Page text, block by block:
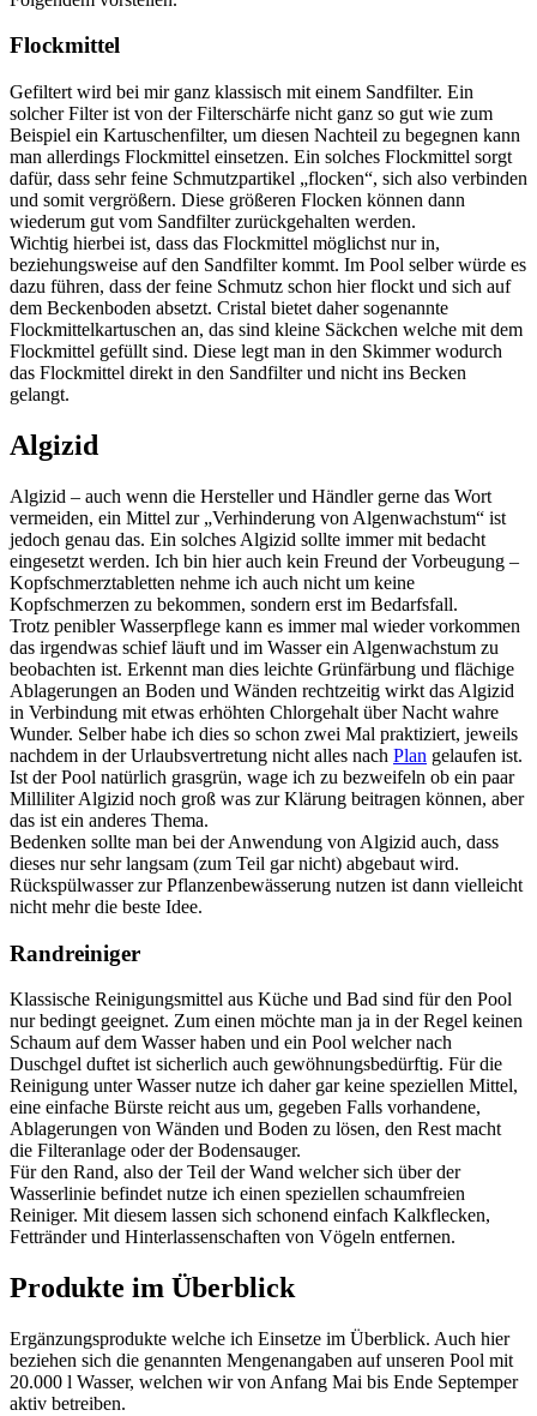
Flockmittel
Gefiltert wird bei mir ganz klassisch mit einem Sandfilter. Ein
solcher Filter ist von der Filterschärfe nicht ganz so gut wie zum
Beispiel ein Kartuschenfilter, um diesen Nachteil zu begegnen kann
man allerdings Flockmittel einsetzen. Ein solches Flockmittel sorgt
dafür, dass sehr feine Schmutzpartikel „flocken“, sich also verbinden
und somit vergrößern. Diese größeren Flocken können dann
wiederum gut vom Sandfilter zurückgehalten werden.
Wichtig hierbei ist, dass das Flockmittel möglichst nur in,
beziehungsweise auf den Sandfilter kommt. Im Pool selber würde es
dazu führen, dass der feine Schmutz schon hier flockt und sich auf
dem Beckenboden absetzt. Cristal bietet daher sogenannte
Flockmittelkartuschen an, das sind kleine Säckchen welche mit dem
Flockmittel gefüllt sind. Diese legt man in den Skimmer wodurch
das Flockmittel direkt in den Sandfilter und nicht ins Becken
gelangt.
Algizid
Algizid – auch wenn die Hersteller und Händler gerne das Wort
vermeiden, ein Mittel zur „Verhinderung von Algenwachstum“ ist
jedoch genau das. Ein solches Algizid sollte immer mit bedacht
eingesetzt werden. Ich bin hier auch kein Freund der Vorbeugung –
Kopfschmerztabletten nehme ich auch nicht um keine
Kopfschmerzen zu bekommen, sondern erst im Bedarfsfall.
Trotz penibler Wasserpflege kann es immer mal wieder vorkommen
das irgendwas schief läuft und im Wasser ein Algenwachstum zu
beobachten ist. Erkennt man dies leichte Grünfärbung und flächige
Ablagerungen an Boden und Wänden rechtzeitig wirkt das Algizid
in Verbindung mit etwas erhöhten Chlorgehalt über Nacht wahre
Wunder. Selber habe ich dies so schon zwei Mal praktiziert, jeweils
nachdem in der Urlaubsvertretung nicht alles nach Plan gelaufen ist.
Ist der Pool natürlich grasgrün, wage ich zu bezweifeln ob ein paar
Milliliter Algizid noch groß was zur Klärung beitragen können, aber
das ist ein anderes Thema.
Bedenken sollte man bei der Anwendung von Algizid auch, dass
dieses nur sehr langsam (zum Teil gar nicht) abgebaut wird.
Rückspülwasser zur Pflanzenbewässerung nutzen ist dann vielleicht
nicht mehr die beste Idee.
Randreiniger
Klassische Reinigungsmittel aus Küche und Bad sind für den Pool
nur bedingt geeignet. Zum einen möchte man ja in der Regel keinen
Schaum auf dem Wasser haben und ein Pool welcher nach
Duschgel duftet ist sicherlich auch gewöhnungsbedürftig. Für die
Reinigung unter Wasser nutze ich daher gar keine speziellen Mittel,
eine einfache Bürste reicht aus um, gegeben Falls vorhandene,
Ablagerungen von Wänden und Boden zu lösen, den Rest macht
die Filteranlage oder der Bodensauger.
Für den Rand, also der Teil der Wand welcher sich über der
Wasserlinie befindet nutze ich einen speziellen schaumfreien
Reiniger. Mit diesem lassen sich schonend einfach Kalkflecken,
Fettränder und Hinterlassenschaften von Vögeln entfernen.
Produkte im Überblick
Ergänzungsprodukte welche ich Einsetze im Überblick. Auch hier
beziehen sich die genannten Mengenangaben auf unseren Pool mit
20.000 l Wasser, welchen wir von Anfang Mai bis Ende Septemper
aktiv betreiben.